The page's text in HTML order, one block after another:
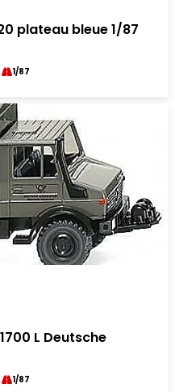
plateau bleue 1/87
1/87
L Deutsche
1/87